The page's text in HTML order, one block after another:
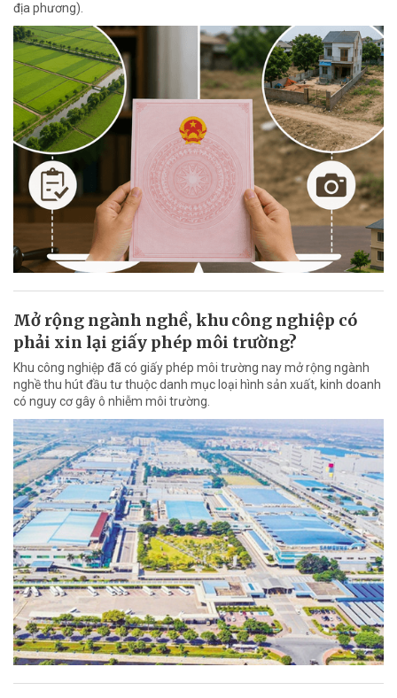
địa phương).
Mở rộng ngành nghề, khu công nghiệp có
phải xin lại giấy phép môi trường?
Khu công nghiệp đã có giấy phép môi trường nay mở rộng ngành
nghề thu hút đầu tư thuộc danh mục loại hình sản xuất, kinh doanh
có nguy cơ gây ô nhiễm môi trường.